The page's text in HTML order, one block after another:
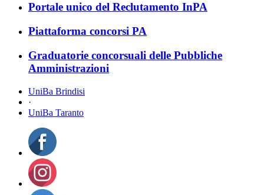
Portale unico del Reclutamento InPA
Piattaforma concorsi PA
Graduatorie concorsuali delle Pubbliche
Amministrazioni
UniBa Brindisi
·
UniBa Taranto